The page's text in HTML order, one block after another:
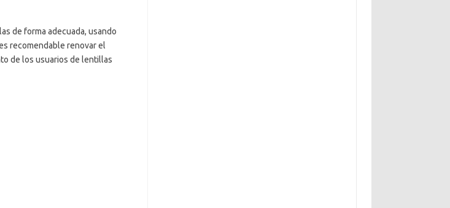
de forma adecuada, usando
recomendable renovar el
de los usuarios de lentillas